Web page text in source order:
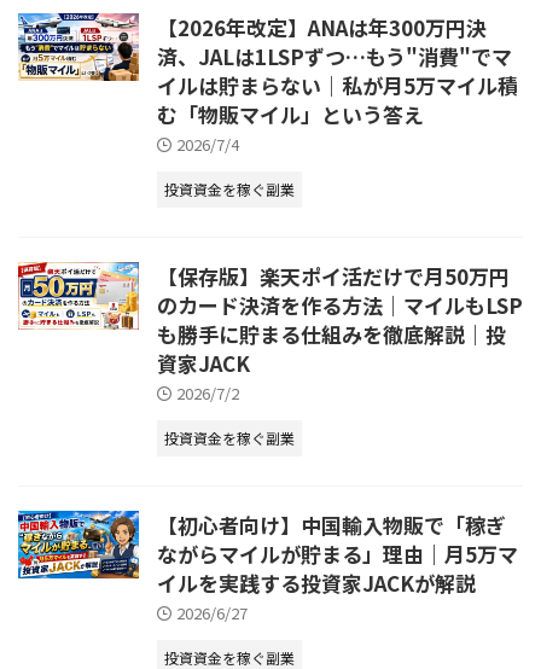
【2026年改定】ANAは年300万円決
済、JALは1LSPずつ…もう"消費"でマ
イルは貯まらない｜私が月5万マイル積
む「物販マイル」という答え
2026/7/4
投資資金を稼ぐ副業
【保存版】楽天ポイ活だけで月50万円
のカード決済を作る方法｜マイルもLSP
も勝手に貯まる仕組みを徹底解説｜投
資家JACK
2026/7/2
投資資金を稼ぐ副業
【初心者向け】中国輸入物販で「稼ぎ
ながらマイルが貯まる」理由｜月5万マ
イルを実践する投資家JACKが解説
2026/6/27
投資資金を稼ぐ副業